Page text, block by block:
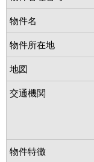
物件名
物件所在地
地図
交通機関
物件特徴